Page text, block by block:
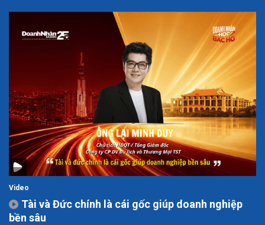
Video
Tài và Đức chính là cái gốc giúp doanh nghiệp
bền sâu